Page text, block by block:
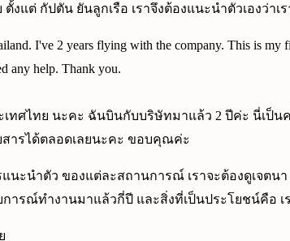
งแต่ กัปตัน ยันลูกเรือ เราจึงต้องแนะนำตัวเองว่า
I've 2 years flying with the company. This is my
any help. Thank you.
ทศไทย นะคะ ฉันบินกับบริษัทมาแล้ว 2 ปีค่ะ นี่เ
สารได้ตลอดเลยนะคะ ขอบคุณค่ะ
ะนำตัว ของแต่ละสถานการณ์ เราจะต้องดูเจตน
การณ์ทำงานมาแล้วกี่ปี และสิ่งที่เป็นประโยชน์คือ